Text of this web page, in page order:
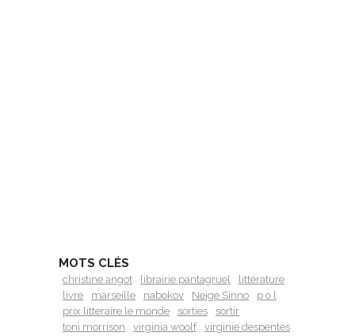
MOTS CLÉS
christine angot librairie pantagruel
littérature
livre
marseille nabokov Neige Sinno
p o l
prix litteraire le monde
sorties
sortir
toni morrison
virginia woolf virginie despentes